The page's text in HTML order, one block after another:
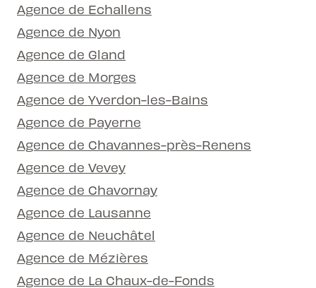
Agence de Echallens
Agence de Nyon
Agence de Gland
Agence de Morges
Agence de Yverdon-les-Bains
Agence de Payerne
Agence de Chavannes-près-Renens
Agence de Vevey
Agence de Chavornay
Agence de Lausanne
Agence de Neuchâtel
Agence de Mézières
Agence de La Chaux-de-Fonds